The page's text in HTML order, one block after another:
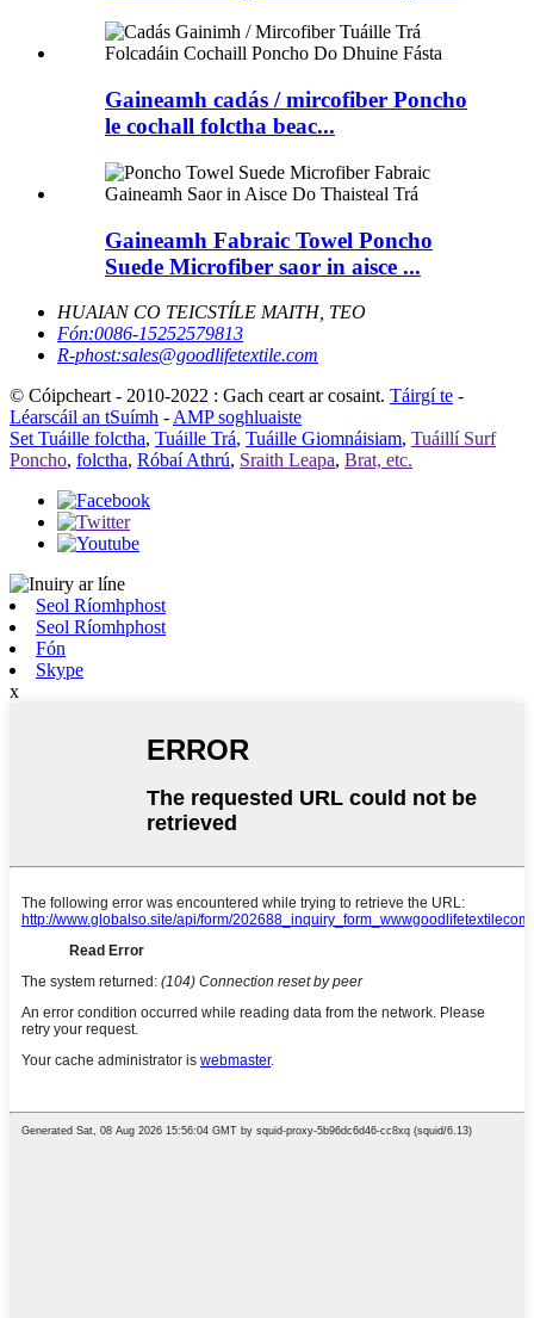
Gaineamh cadás / mircofiber Poncho
le cochall folctha beac...
Gaineamh Fabraic Towel Poncho
Suede Microfiber saor in aisce ...
HUAIAN CO TEICSTÍLE MAITH, TEO
Fón:0086-15252579813
R-phost:sales@goodlifetextile.com
© Cóipcheart - 2010-2022 : Gach ceart ar cosaint. Táirgí te -
Léarscáil an tSuímh - AMP soghluaiste
Set Tuáille folctha, Tuáille Trá, Tuáille Giomnáisiam, Tuáillí Surf
Poncho, folctha, Róbaí Athrú, Sraith Leapa, Brat, etc.
Seol Ríomhphost
Seol Ríomhphost
Fón
Skype
x